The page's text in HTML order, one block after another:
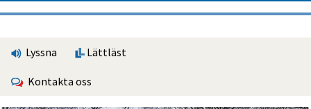
Lyssna Lättläst
Kontakta oss